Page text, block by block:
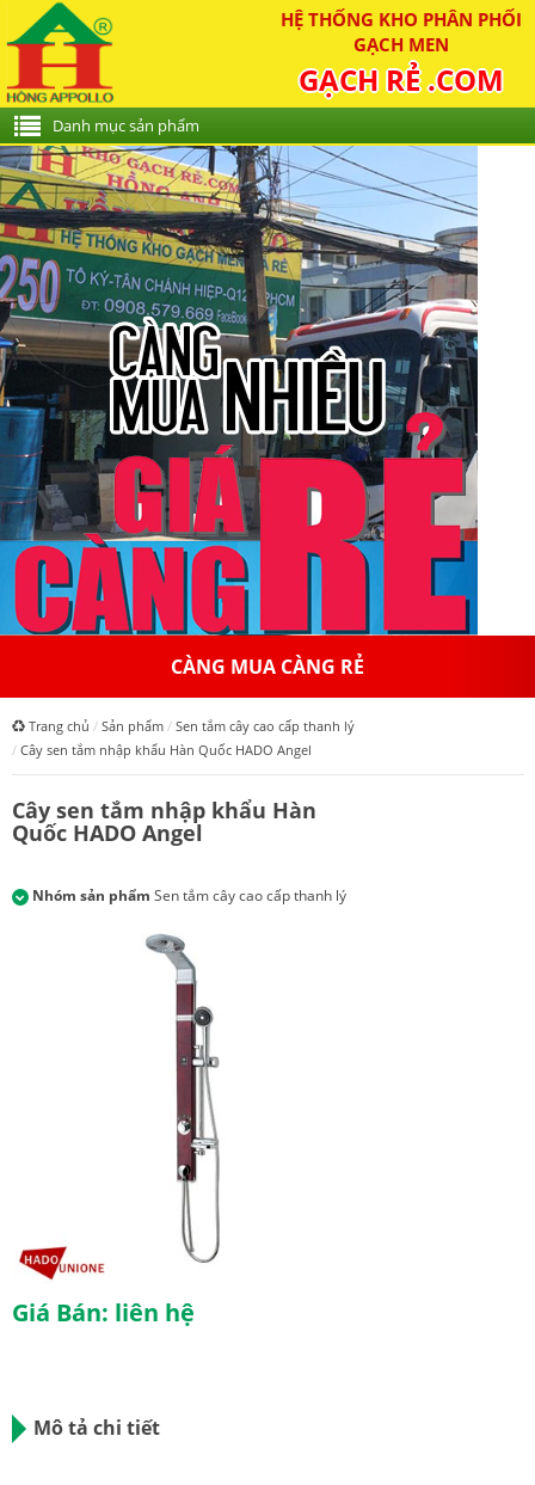
HỆ THỐNG KHO PHÂN PHỐI
GẠCH MEN
GẠCH RẺ .COM
Danh mục sản phẩm
CÀNG MUA CÀNG RẺ
Trang chủ Sản phẩm
Sen tắm cây cao cấp thanh lý
Cây sen tắm nhập khẩu Hàn Quốc HADO Angel
Cây sen tắm nhập khẩu Hàn
Quốc HADO Angel
Nhóm sản phẩm Sen tắm cây cao cấp thanh lý
Giá Bán: liên hệ
Mô tả chi tiết